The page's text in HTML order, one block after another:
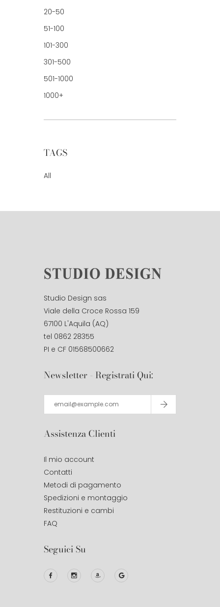
20-50
51-100
101-300
301-500
501-1000
1000+
TAGS
All
Studio Design sas
Viale della Croce Rossa 159
67100 L'Aquila (AQ)
tel 0862 28355
PI e CF 01568500662
Newsletter - Registrati Qui:
Assistenza Clienti
Il mio account
Contatti
Metodi di pagamento
Spedizioni e montaggio
Restituzioni e cambi
FAQ
Seguici Su